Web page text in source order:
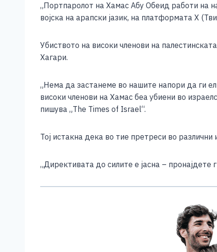
„Портпаролот на Хамас Абу Обеид работи на
војска на арапски јазик, на платформата X
Убиството на високи членови на
Хагари.
„Нема да застанеме во нашите напори да ги
високи членови на Хамас беа убиени во
пишува „The Times of Israel“.
Тој истакна дека во тие претреси во
„Директивата до силите е јасна – пронајдете